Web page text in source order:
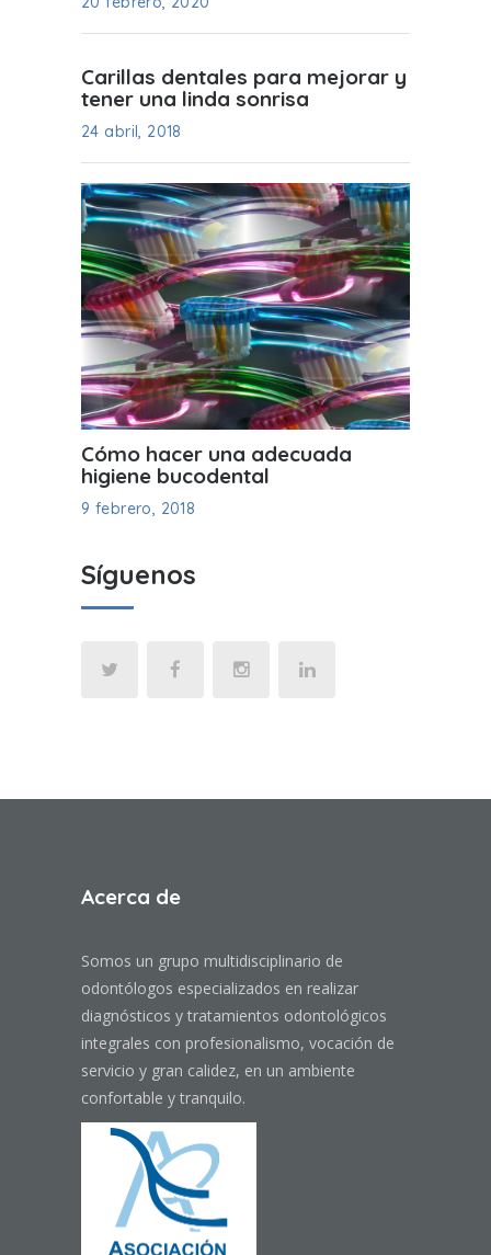
Carillas dentales para mejorar y
tener una linda sonrisa
24 abril, 2018
Cómo hacer una adecuada
higiene bucodental
9 febrero, 2018
Síguenos
Acerca de
Somos un grupo multidisciplinario de
odontólogos especializados en realizar
diagnósticos y tratamientos odontológicos
integrales con profesionalismo, vocación de
servicio y gran calidez, en un ambiente
confortable y tranquilo.